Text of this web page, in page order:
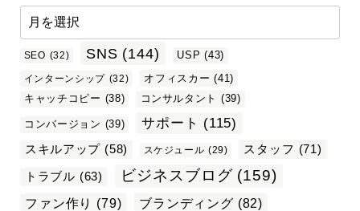
SEO (32) SNS (144) USP (43)
インターンシップ (32) オフィスカー (41)
キャッチコピー (38) コンサルタント (39)
コンバージョン (39) サポート (115)
スキルアップ (58) スケジュール (29) スタッフ (71)
トラブル (63) ビジネスブログ (159)
ファン作り (79) ブランディング (82)